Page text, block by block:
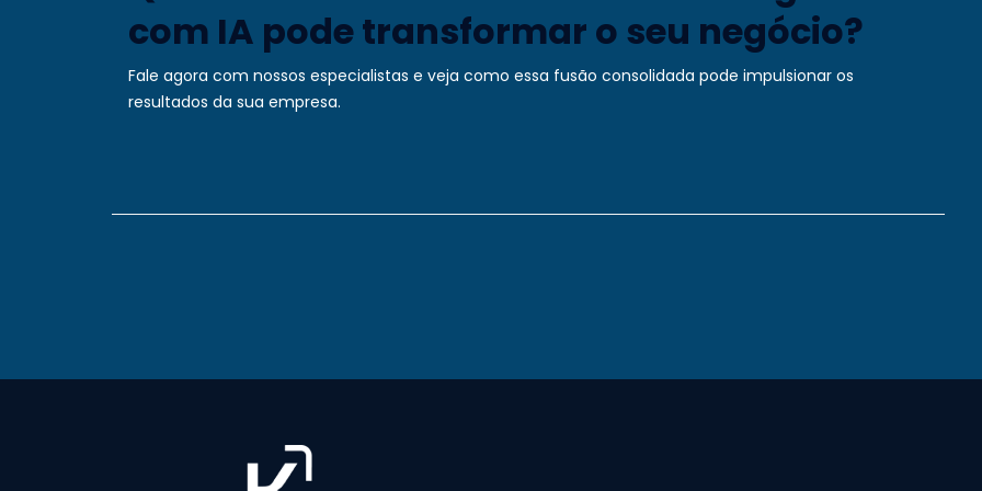
com IA pode transformar o seu negócio?
Fale agora com nossos especialistas e veja como essa fusão consolidada pode impulsionar os
resultados da sua empresa.